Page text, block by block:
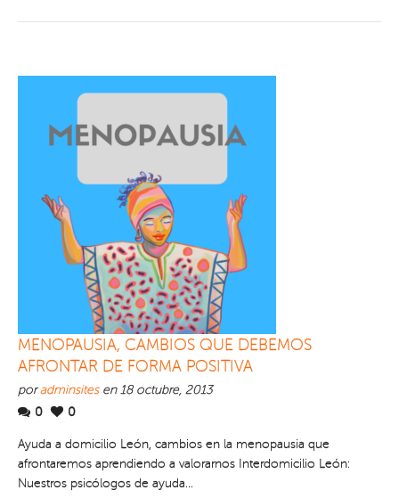
MENOPAUSIA, CAMBIOS QUE DEBEMOS
AFRONTAR DE FORMA POSITIVA
poradminsitesen 18 octubre, 2013
0
0
Ayuda a domicilio León, cambios en la menopausia que
afrontaremos aprendiendo a valorarnos Interdomicilio León:
Nuestros psicólogos de ayuda...